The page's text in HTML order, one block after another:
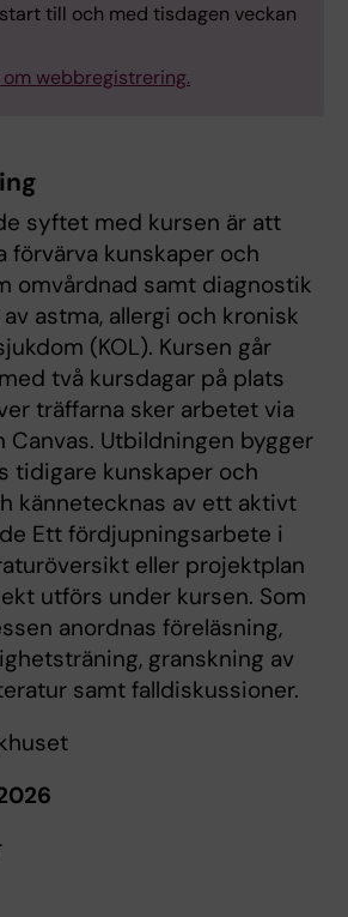
till och med tisdagen veckan
webbregistrering.
syftet med kursen är att
förvärva kunskaper och
omvårdnad samt diagnostik
astma, allergi och kronisk
(KOL). Kursen går
två kursdagar på plats
träffarna sker arbetet via
Utbildningen bygger
tidigare kunskaper och
kännetecknas av ett aktivt
Ett fördjupningsarbete i
eller projektplan
utförs under kursen. Som
anordnas föreläsning,
granskning av
samt falldiskussioner.